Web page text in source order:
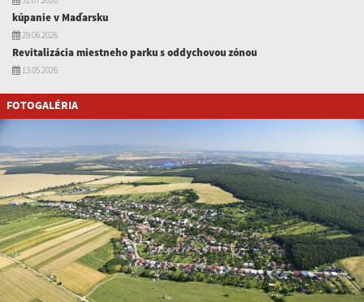
kúpanie v Maďarsku
29.06.2026
Revitalizácia miestneho parku s oddychovou zónou
13.05.2026
FOTOGALÉRIA